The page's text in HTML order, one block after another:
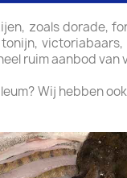
zoals dorade,
ruim aanbod van
Wij hebben